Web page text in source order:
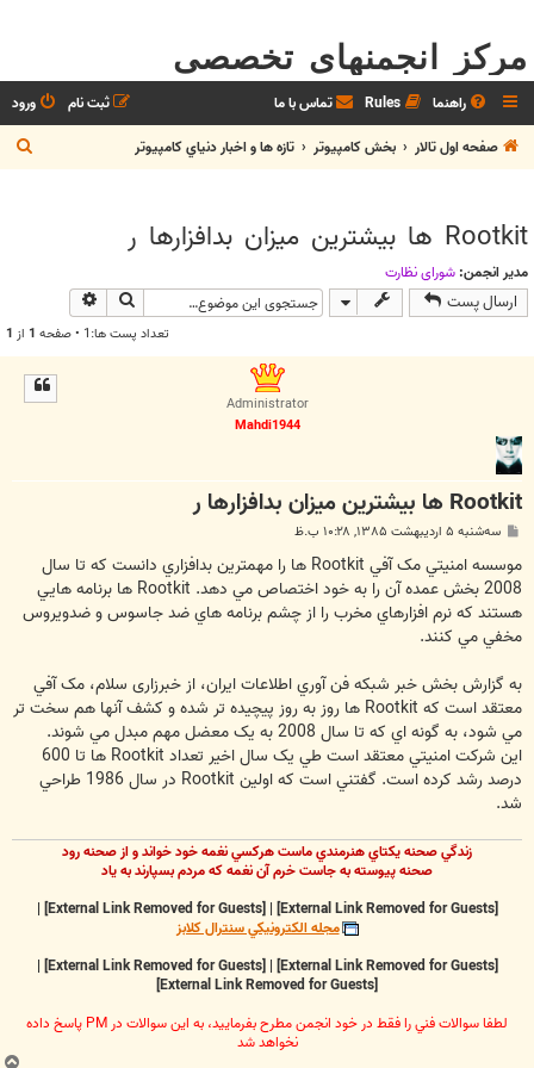
مرکز انجمنهای تخصصی
راهنما Rules تماس با ما ورود
ثبت نام
صفحه اول تالار
بخش كامپيوتر تازه ها و اخبار دنياي کامپيوتر
س
Rootkit ها بيشترين ميزان بدافزارها ر
مدیر انجمن: شوراي نظارت
ارسال پست جستجو
تعداد پست ها:1 • صفحه 1 از 1
Administrator
Mahdi1944
Rootkit ها بيشترين ميزان بدافزارها ر
ت
سه‌شنبه ۵ اردیبهشت ۱۳۸۵, ۱۰:۲۸ ب.ظ
موسسه امنيتي مک آفي Rootkit ها را مهمترين بدافزاري دانست که تا سال
2008 بخش عمده آن را به خود اختصاص مي دهد. Rootkit ها برنامه هايي
هستند که نرم افزارهاي مخرب را از چشم برنامه هاي ضد جاسوس و ضدويروس
مخفي مي کنند.
به گزارش بخش خبر شبكه فن آوري اطلاعات ايران، از خبرزاری سلام، مک آفي
معتقد است که Rootkit ها روز به روز پيچيده تر شده و کشف آنها هم سخت تر
مي شود، به گونه اي که تا سال 2008 به يک معضل مهم مبدل مي شوند.
اين شرکت امنيتي معتقد است طي يک سال اخير تعداد Rootkit ها تا 600
درصد رشد کرده است. گفتني است که اولين Rootkit در سال 1986 طراحي
شد.
زندگي صحنه يکتاي هنرمندي ماست هرکسي نغمه خود خواند و از صحنه رود
صحنه پيوسته به جاست خرم آن نغمه که مردم بسپارند به ياد
[External Link Removed for Guests]
|
[External Link Removed for Guests]
|
مجله الکترونيکي سنترال کلابز
[External Link Removed for Guests]
|
[External Link Removed for Guests]
|
[External Link Removed for Guests]
لطفا سوالات فني را فقط در خود انجمن مطرح بفرماييد، به اين سوالات در PM پاسخ داده
نخواهد شد